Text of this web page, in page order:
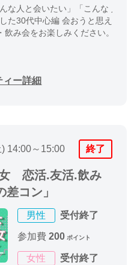
な人と会いたい」「こんな 人と
た30代中心編 会おうと思えば会
み会をお楽しみください。
ィー詳細
14:00～15:00 終了
恋活.友活.飲み
コン」
男性 受付終了
参加費 200 ポイント
女性 受付終了